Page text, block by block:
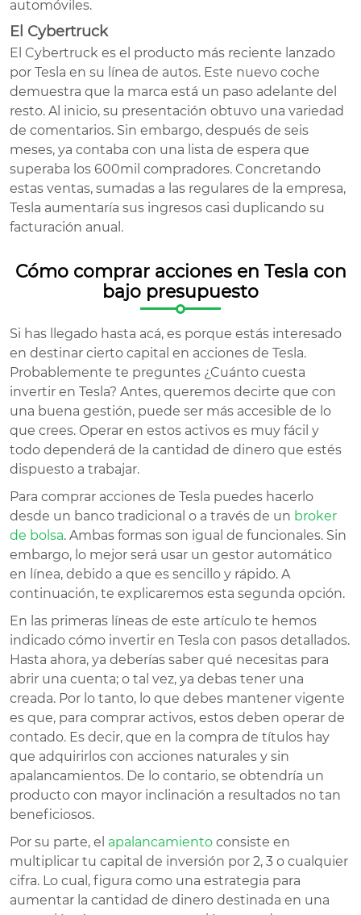
automóviles.
El Cybertruck
El Cybertruck es el producto más reciente lanzado
por Tesla en su línea de autos. Este nuevo coche
demuestra que la marca está un paso adelante del
resto. Al inicio, su presentación obtuvo una variedad
de comentarios. Sin embargo, después de seis
meses, ya contaba con una lista de espera que
superaba los 600mil compradores. Concretando
estas ventas, sumadas a las regulares de la empresa,
Tesla aumentaría sus ingresos casi duplicando su
facturación anual.
Cómo comprar acciones en Tesla con
bajo presupuesto
Si has llegado hasta acá, es porque estás interesado
en destinar cierto capital en acciones de Tesla.
Probablemente te preguntes ¿Cuánto cuesta
invertir en Tesla? Antes, queremos decirte que con
una buena gestión, puede ser más accesible de lo
que crees. Operar en estos activos es muy fácil y
todo dependerá de la cantidad de dinero que estés
dispuesto a trabajar.
Para comprar acciones de Tesla puedes hacerlo
desde un banco tradicional o a través de un broker
de bolsa. Ambas formas son igual de funcionales. Sin
embargo, lo mejor será usar un gestor automático
en línea, debido a que es sencillo y rápido. A
continuación, te explicaremos esta segunda opción.
En las primeras líneas de este artículo te hemos
indicado cómo invertir en Tesla con pasos detallados.
Hasta ahora, ya deberías saber qué necesitas para
abrir una cuenta; o tal vez, ya debas tener una
creada. Por lo tanto, lo que debes mantener vigente
es que, para comprar activos, estos deben operar de
contado. Es decir, que en la compra de títulos hay
que adquirirlos con acciones naturales y sin
apalancamientos. De lo contario, se obtendría un
producto con mayor inclinación a resultados no tan
beneficiosos.
Por su parte, el apalancamiento consiste en
multiplicar tu capital de inversión por 2, 3 o cualquier
cifra. Lo cual, figura como una estrategia para
aumentar la cantidad de dinero destinada en una